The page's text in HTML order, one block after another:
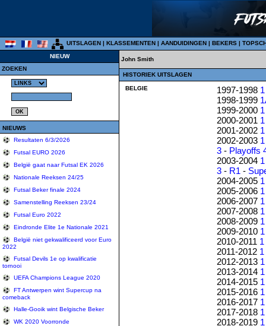
UITSLAGEN | KLASSEMENTEN | AANDUIDINGEN | BEKERS |
NIEUW
ZOEKEN
NIEUWS
Resultaten 6/3/2026
Futsal EURO 2026
België gaat naar Futsal EK 2026
Nationale Reeksen 24/25
Futsal Beker finale 2024
Samenstelling Reeksen 23/24
Futsal Euro 2022
Eindronde Elite 1e Nationale 2021
België niet gekwalificeerd voor Euro
2022
Futsal Devils 1e op kwalificatie
tornooi
UEFA Champions League 2020
FT Antwerpen wint Supercup na
comeback
Halle-Gooik wint Belgische Beker
WK 2020 Voorronde
John Smith
HISTORIEK UITSLAGEN
BELGIE 1997-1998 1
1998-1999
1999-2000 1
2000-2001 1
2001-2002 1
2002-2003 1
3 - Playoffs
2003-2004 1
3 - R1 -
2004-2005 1
2005-2006 1
2006-2007 1
2007-2008 1
2008-2009 1
2009-2010 1
2010-2011 1
2011-2012 1
2012-2013 1
2013-2014 1
2014-2015 1
2015-2016 1
2016-2017 1
2017-2018 1
2018-2019 1